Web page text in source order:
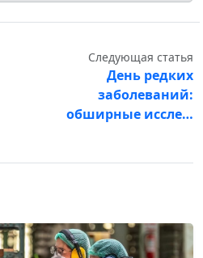
Следующая статья
День редких
заболеваний:
обширные иссле…